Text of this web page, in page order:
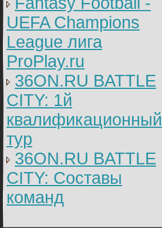
UEFA Champions
League лига
ProPlay.ru
36ON.RU BATTLE
CITY: 1й
квалификационный
тур
36ON.RU BATTLE
CITY: Составы
команд